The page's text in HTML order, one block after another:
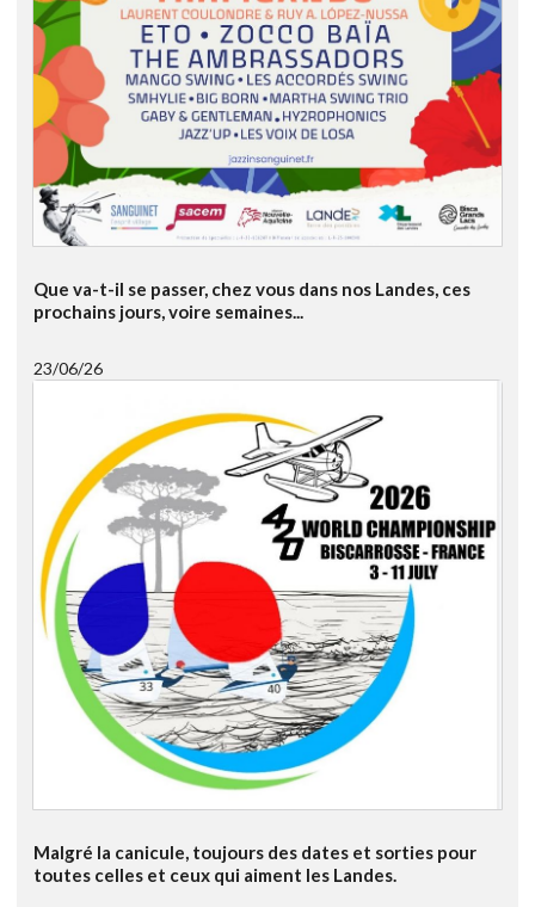
Que va-t-il se passer, chez vous dans nos Landes, ces
prochains jours, voire semaines...
23/06/26
Malgré la canicule, toujours des dates et sorties pour
toutes celles et ceux qui aiment les Landes.